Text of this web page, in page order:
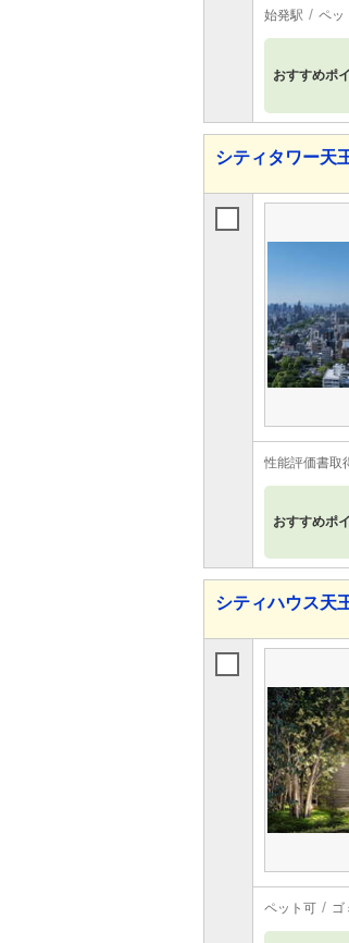
始発駅 ペッ
おすすめポ
シティタワー天
性能評価書取
おすすめポ
シティハウス天
ペット可 ゴ